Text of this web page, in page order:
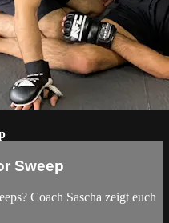
Sweep
Coach Sascha zeigt euch